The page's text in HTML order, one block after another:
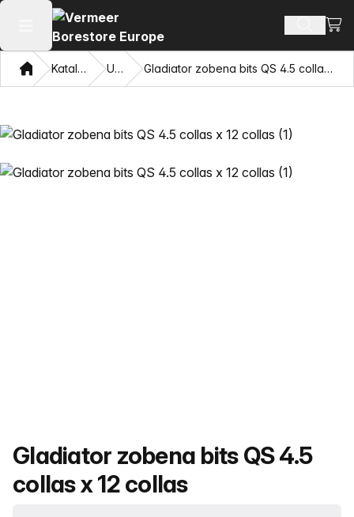
Atvērt galveno izvēlni Meklēt
Mājas Katalogu Urbji Gladiator zobena bits QS 4.5 collas x 12 collas
Produkta nosaukums
Gladiator zobena bits QS 4.5
collas x 12 collas